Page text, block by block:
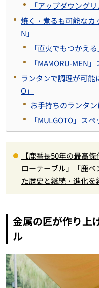
「アップダウング
焼く・煮るも可能なカ
N 」
「直火でもつかえ
「MAMORU-MEN 」
ランタンで調理が可能
O」
お手持ちのランタン
「MULGOTO」スペ
【鹿番長50年の最高
ローテーブル」「鹿
た歴史と継続・進化を
金属の匠が作り上
ル